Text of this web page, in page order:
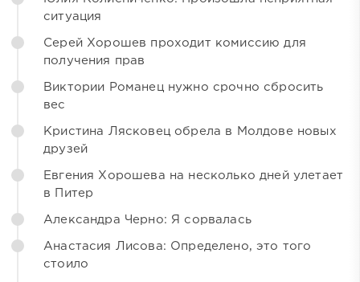
ситуация
Серей Хорошев проходит комиссию для
получения прав
Виктории Романец нужно срочно сбросить
вес
Кристина Лясковец обрела в Молдове новых
друзей
Евгения Хорошева на несколько дней улетает
в Питер
Александра Черно: Я сорвалась
Анастасия Лисова: Определено, это того
стоило